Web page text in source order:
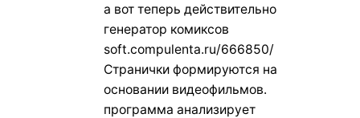
а вот теперь действительно
генератор комиксов
soft.compulenta.ru/666850/
Странички формируются на
основании видеофильмов.
программа анализирует